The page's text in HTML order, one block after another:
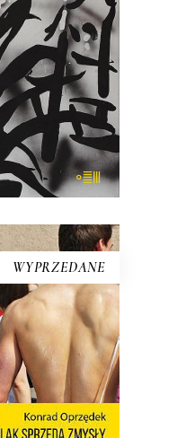
roku „Portret z
dziś pisarza,
[…]
zł
WYPRZEDANE
Oprzędek –
ZMYSŁY
Wreszcie
Nie ma o
debiut Konrada
ale pogodnych.